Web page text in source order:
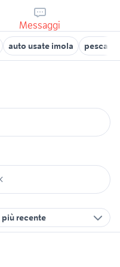
Messaggi
auto usate imola
più recente